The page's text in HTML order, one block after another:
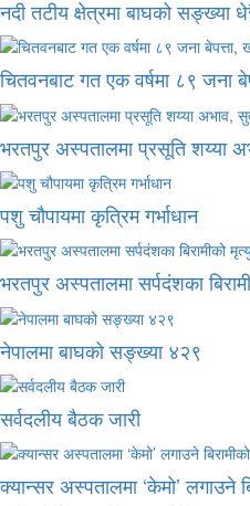
नदी तटीय क्षेत्रमा बाघको सङ्ख्या
चितवनबाट गत एक वर्षमा ८९ जना
भरतपुर अस्पतालमा प्रसूति शय्या
पशु चौपायमा कृत्रिम गर्भाधान
भरतपुर अस्पतालमा सर्पदंशका
नेपालमा बाघको सङ्ख्या ४२९
सर्वदलीय बैठक जारी
क्यान्सर अस्पतालमा ‘केमो’ लगाउने